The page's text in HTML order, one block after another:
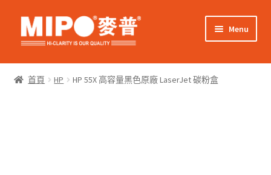
Skip
to
Skip
to
Menu
網上購物
首頁 HP HP 55X 高容量黑色原廠 LaserJet 碳粉盒